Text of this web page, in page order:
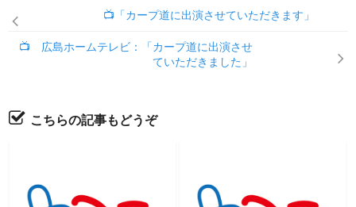
📺「カープ道に出演させていただきます」
📺 広島ホームテレビ：「カープ道に出演させ
ていただきました」
こちらの記事もどうぞ